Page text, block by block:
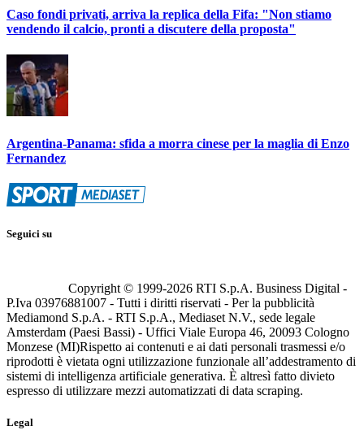
Caso fondi privati, arriva la replica della Fifa: "Non stiamo
vendendo il calcio, pronti a discutere della proposta"
Argentina-Panama: sfida a morra cinese per la maglia di Enzo
Fernandez
Seguici su
Copyright © 1999-2026 RTI S.p.A. Business Digital -
P.Iva 03976881007 - Tutti i diritti riservati - Per la pubblicità
Mediamond S.p.A. - RTI S.p.A., Mediaset N.V., sede legale
Amsterdam (Paesi Bassi) - Uffici Viale Europa 46, 20093 Cologno
Monzese (MI)Rispetto ai contenuti e ai dati personali trasmessi e/o
riprodotti è vietata ogni utilizzazione funzionale all’addestramento di
sistemi di intelligenza artificiale generativa. È altresì fatto divieto
espresso di utilizzare mezzi automatizzati di data scraping.
Legal